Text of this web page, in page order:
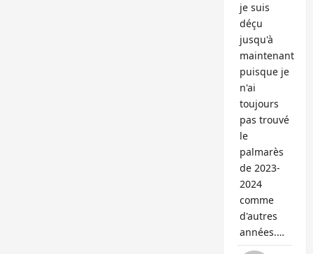
je suis
déçu
jusqu'à
maintenant
puisque je
n'ai
toujours
pas trouvé
le
palmarès
de 2023-
2024
comme
d'autres
années.…